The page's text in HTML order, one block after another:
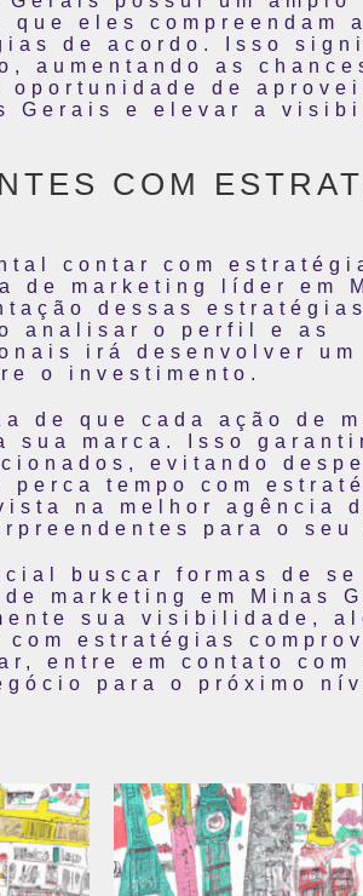
eles compreendam
de acordo. Isso
aumentando as
de
Gerais e elevar a
COM
contar com
de marketing líder em
dessas
analisar o perfil e as
irá desenvolver um
o investimento.
de que cada ação de
marca. Isso
evitando
tempo com
na melhor agência
para o seu
buscar formas de
marketing em Minas
sua visibilidade,
estratégias
entre em contato com
para o próximo